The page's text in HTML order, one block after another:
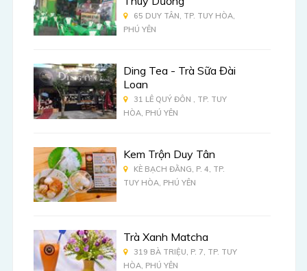
65 DUY TÂN, TP. TUY HÒA,
PHÚ YÊN
Ding Tea - Trà Sữa Đài
Loan
31 LÊ QUÝ ĐÔN , TP. TUY
HÒA, PHÚ YÊN
Kem Trộn Duy Tân
KÈ BẠCH ĐẰNG, P. 4, TP.
TUY HÒA, PHÚ YÊN
Trà Xanh Matcha
319 BÀ TRIỆU, P. 7, TP. TUY
HÒA, PHÚ YÊN